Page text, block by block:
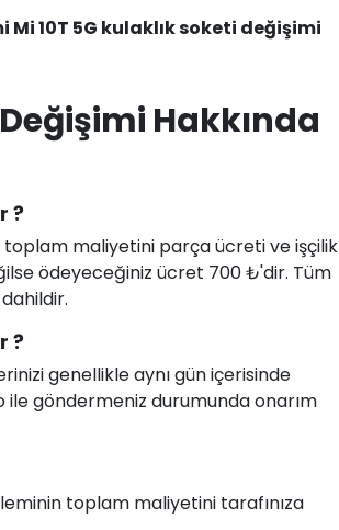
Mi 10T 5G kulaklık soketi değişimi
Hakkında
?
toplam maliyetini parça ücreti ve işçilik
ödeyeceğiniz ücret 700 ₺'dir. Tüm
?
genellikle aynı gün içerisinde
ile göndermeniz durumunda onarım
toplam maliyetini tarafınıza